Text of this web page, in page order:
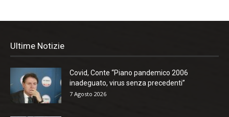
Ultime Notizie
Covid, Conte “Piano pandemico 2006
inadeguato, virus senza precedenti”
7 Agosto 2026